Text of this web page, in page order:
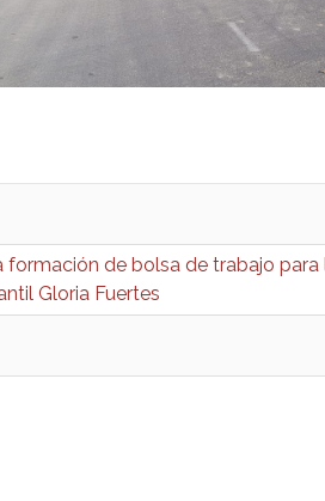
de bolsa de trabajo para
Gloria Fuertes